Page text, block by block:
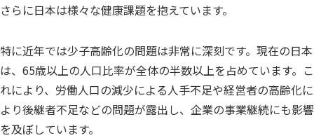
さらに日本は様々な健康課題を抱えています。
特に近年では少子高齢化の問題は非常に深刻です。現在の日本
は、65歳以上の人口比率が全体の半数以上を占めています。こ
れにより、労働人口の減少による人手不足や経営者の高齢化に
より後継者不足などの問題が露出し、企業の事業継続にも影響
を及ぼしています。